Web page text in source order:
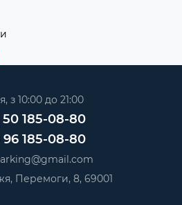
з 10:00 до 21:00
50 185-08-80
96 185-08-80
Перемоги, 8, 69001